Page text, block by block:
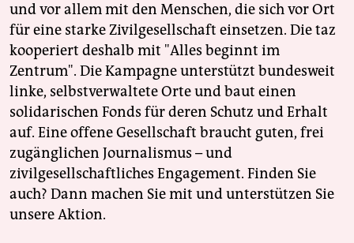
und vor allem mit den Menschen, die sich vor Ort
für eine starke Zivilgesellschaft einsetzen. Die taz
kooperiert deshalb mit "Alles beginnt im
Zentrum". Die Kampagne unterstützt bundesweit
linke, selbstverwaltete Orte und baut einen
solidarischen Fonds für deren Schutz und Erhalt
auf. Eine offene Gesellschaft braucht guten, frei
zugänglichen Journalismus – und
zivilgesellschaftliches Engagement. Finden Sie
auch? Dann machen Sie mit und unterstützen Sie
unsere Aktion.